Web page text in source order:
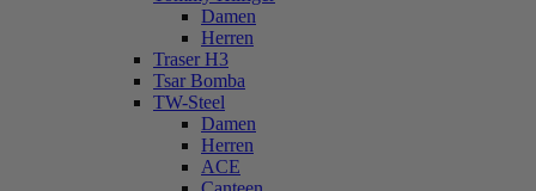
Damen
Herren
Traser H3
Tsar Bomba
TW-Steel
Damen
Herren
ACE